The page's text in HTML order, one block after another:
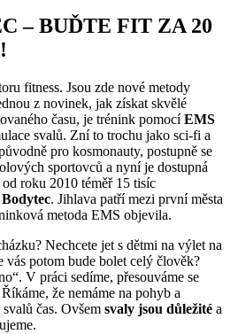
– BUĎTE FIT ZA 20
fitness. Jsou zde nové metody
z novinek, jak získat skvělé
času, je trénink pomocíEMS
svalů. Zní to trochu jako sci-fi a
pro kosmonauty, postupně se
sportovců a nyní je dostupná
roku 2010 téměř 15 tisíc
. Jihlava patří mezi první města
metoda EMS objevila.
Nechcete jet s dětmi na výlet na
vás potom bude bolet celý člověk?
V práci sedíme, přesouváme se
že nemáme na pohyb a
čas. Ovšem svaly jsou důležité a